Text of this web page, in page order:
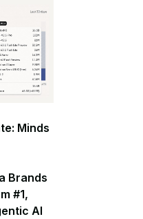
Minds
Brands
#1,
AI